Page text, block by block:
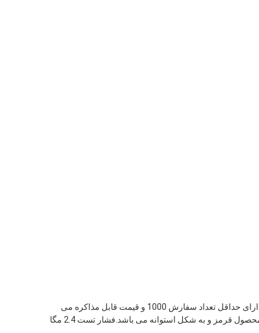
سیلندر کپسول آتش نشانی خالی Safewayfire SWDFC-01 ساخت کشور چین است که به بازار جهانی صادر شده و دارای گواهینامه BSI EN3 می باشد.دارای حداقل تعداد سفارش 1000 و قیمت قابل مذاکره می
باشد.بسته بسته کارتن است و زمان تحویل 45-60 روز است.شرایط پرداخت L/C TT West Union است.توانایی عرضه 100000 عدد در ماه است.رنگ محصول قرمز و به شکل استوانه می باشد.فشار تست 2.4 مگا